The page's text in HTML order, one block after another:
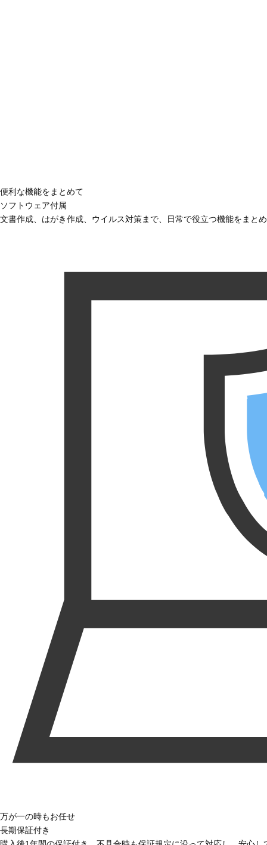
便利な機能をまとめて
ソフトウェア付属
文書作成、はがき作成、ウイルス対策まで、日常で役立つ機能をまと
万が一の時もお任せ
長期保証付き